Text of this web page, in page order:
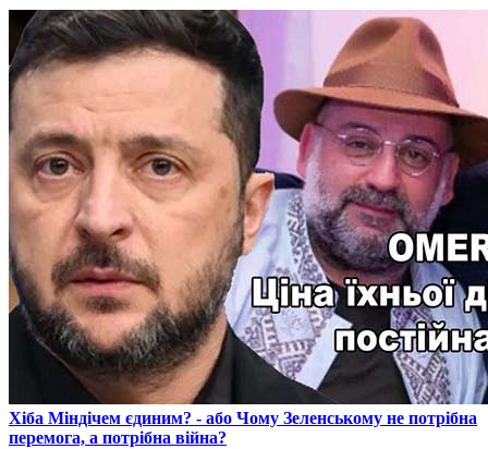
​Хіба Міндічем єдиним? - або Чому Зеленському не потрібна
перемога, а потрібна війна?